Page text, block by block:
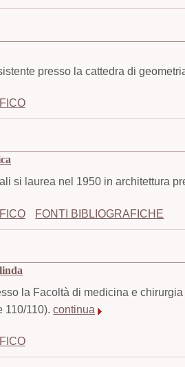
presso la cattedra di
si laurea nel 1950 in architettura
FONTI BIBLIOGRAFICHE
la Facoltà di medicina e
110/110).continua